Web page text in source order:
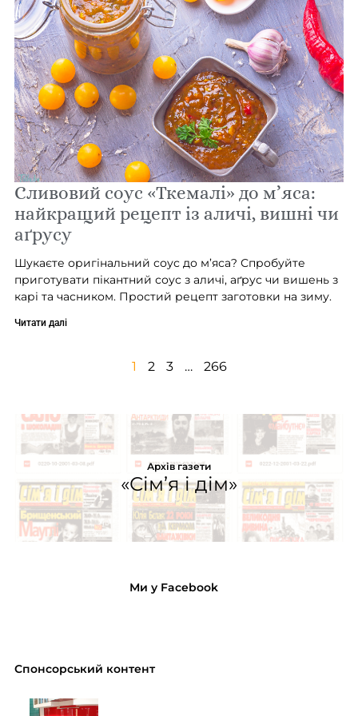
Сливовий соус «Ткемалі» до м’яса:
найкращий рецепт із аличі, вишні чи
аґрусу
Шукаєте оригінальний соус до м’яса? Спробуйте
приготувати пікантний соус з аличі, аґрус чи вишень з
карі та часником. Простий рецепт заготовки на зиму.
Читати далі
1 2 3 … 266
Архів газети
«Сім’я і дім»
Ми у Facebook
Спонсорський контент